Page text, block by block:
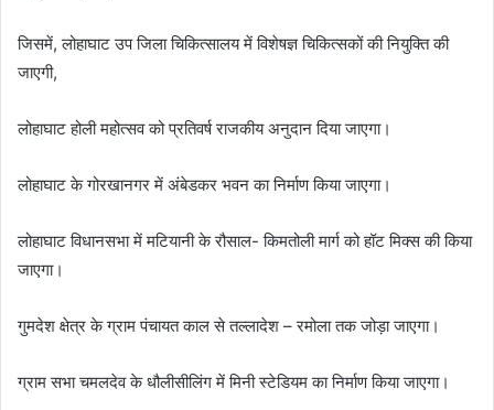
जिसमें, लोहाघाट उप जिला चिकित्सालय में विशेषज्ञ चिकित्सकों की नियुक्ति की
जाएगी,
लोहाघाट होली महोत्सव को प्रतिवर्ष राजकीय अनुदान दिया जाएगा।
लोहाघाट के गोरखानगर में अंबेडकर भवन का निर्माण किया जाएगा।
लोहाघाट विधानसभा में मटियानी के रौसाल- किमतोली मार्ग को हॉट मिक्स की किया
जाएगा।
गुमदेश क्षेत्र के ग्राम पंचायत काल से तल्लादेश – रमोला तक जोड़ा जाएगा।
ग्राम सभा चमलदेव के धौलीसीलिंग में मिनी स्टेडियम का निर्माण किया जाएगा।